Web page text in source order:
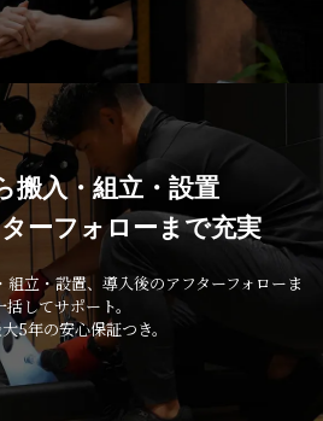
搬入・組立・設置
ーフォローまで充実
立・設置、導入後のアフターフォローま
括してサポート。
5年の安心保証つき。